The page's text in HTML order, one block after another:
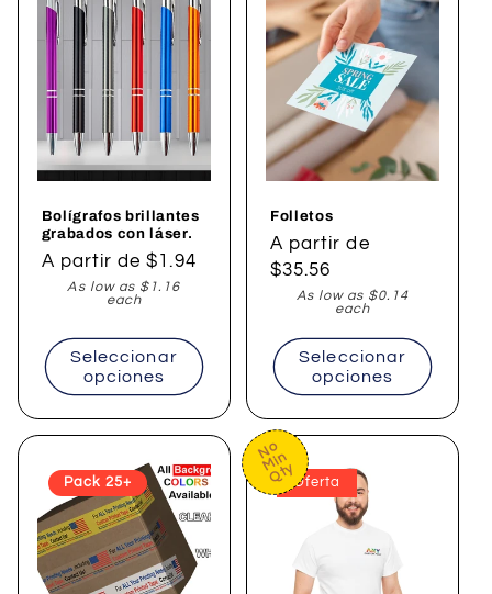
Bolígrafos brillantes
grabados con láser.
Precio
habitual
A partir de $1.94
As low as $1.16
each
Seleccionar
opciones
Folletos
Precio
habitual
A partir de
$35.56
As low as $0.14
each
Seleccionar
opciones
Pack 25+
No
Min
QtyOferta